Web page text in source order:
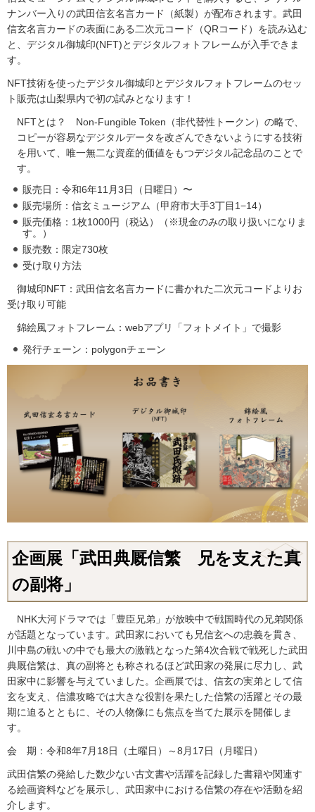
ナンバー入りの武田信玄名言カード（紙製）が配布されます。武田
信玄名言カードの表面にある二次元コード（QRコード）を読み込む
と、デジタル御城印(NFT)とデジタルフォトフレームが入手できま
す。
NFT技術を使ったデジタル御城印とデジタルフォトフレームのセッ
ト販売は山梨県内で初の試みとなります！
NFTとは？ Non-Fungible Token（非代替性トークン）の略で、
コピーが容易なデジタルデータを改ざんできないようにする技術
を用いて、唯一無二な資産的価値をもつデジタル記念品のことで
す。
販売日：令和6年11月3日（日曜日）〜
販売場所：信玄ミュージアム（甲府市大手3丁目1−14）
販売価格：1枚1000円（税込）（※現金のみの取り扱いになりま
す。）
販売数：限定730枚
受け取り方法
御城印NFT：武田信玄名言カードに書かれた二次元コードよりお
受け取り可能
錦絵風フォトフレーム：webアプリ「フォトメイト」で撮影
発行チェーン：polygonチェーン
企画展「武田典厩信繁 兄を支えた真
の副将」
NHK大河ドラマでは「豊臣兄弟」が放映中で戦国時代の兄弟関係
が話題となっています。武田家においても兄信玄への忠義を貫き、
川中島の戦いの中でも最大の激戦となった第4次合戦で戦死した武田
典厩信繁は、真の副将とも称されるほど武田家の発展に尽力し、武
田家中に影響を与えていました。企画展では、信玄の実弟として信
玄を支え、信濃攻略では大きな役割を果たした信繁の活躍とその最
期に迫るとともに、その人物像にも焦点を当てた展示を開催しま
す。
会 期：令和8年7月18日（土曜日）～8月17日（月曜日）
武田信繁の発給した数少ない古文書や活躍を記録した書籍や関連す
る絵画資料などを展示し、武田家中における信繁の存在や活動を紹
介します。